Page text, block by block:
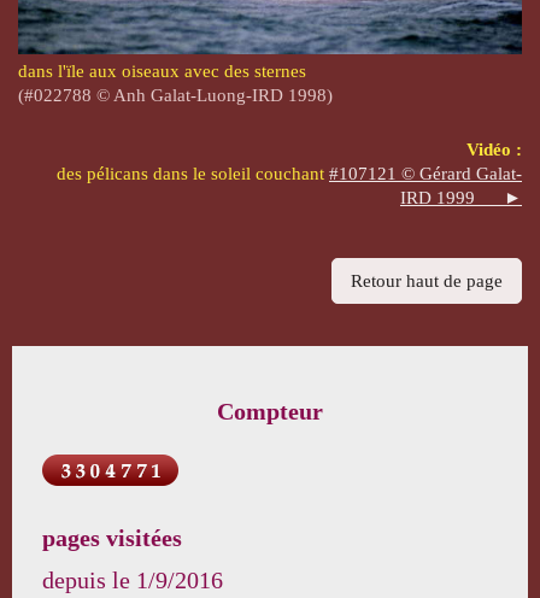
dans l'ïle aux oiseaux avec des sternes
(#022788 © Anh Galat-Luong-IRD 1998)
Vidéo :
des pélicans dans le soleil couchant #107121 © Gérard Galat-
IRD 1999 ►
Retour haut de page
Compteur
pages visitées
depuis le 1/9/2016